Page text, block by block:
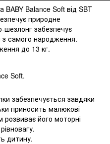
BABY Balance Soft від SBT
природне
шезлонг забезпечує
з самого народження.
до 13 кг.
Soft.
забезпечується завдяки
приносить малюкові
розвиває його моторні
дитину.